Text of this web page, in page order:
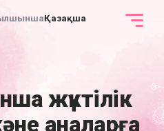
Қазақша
жүктілік
аналарға